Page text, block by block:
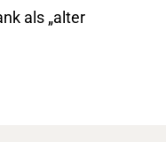
als „alter